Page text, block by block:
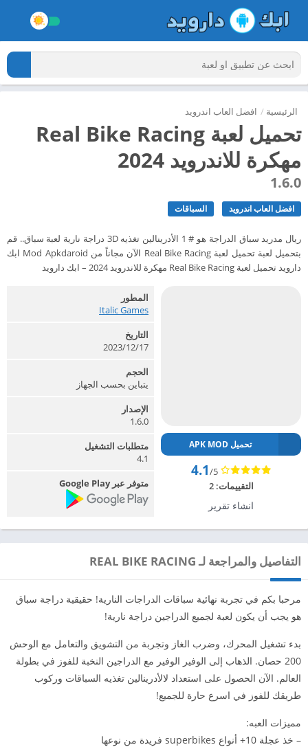
الرئيسية / افضل العاب اندرويد
تحميل لعبة Real Bike Racing
مهكرة للاندرويد 2024
1.6.0
افضل العاب اندرويد السباقات
ريال مدريد سباق الدراجة هو # 1 الأدرينالين تغذيه 3D دراجة نارية لعبة سباق.. قم
بتحميل لعبة تحميل لعبة Real Bike Racing الآن مجاناً من Mod Apkdaroid ابك
دارويد تحميل لعبة Real Bike Racing مهكرة للاندرويد 2024 – ابك دارويد
تحميل APK MOD
4.1/5
التقييمات:2
انشاء تقرير
المطور
Italic Games‏
التاريخ
2023/12/17
الحجم
يتباين بحسب الجهاز
الإصدار
1.6.0
متطلبات التشغيل
4.1
متوفر عبر Google Play
التفاصيل والمراجعة لـ REAL BIKE RACING
مرحبا بكم في تجربة نهائية سباقات الدراجات النارية! حقيقية دراجة سباق
هو يجب أن يكون لعبة لجميع الدراجين دراجة نارية!
بدء تشغيل المحرك، وضرب الغاز وتجربة من التشويق والتعامل مع الوحش
200 حصان. الذهاب إلى الوفير الوفير مع الدراجين النخبة للفوز في بطولة
العالم. الآن الحصول على استعداد لالأدرينالين تغذيه السباقات وركوب
طريقك للفوز في اسرع حارة للجميع!
مميزات العبه:
– خذ عجلة 10+ أنواع superbikes فريدة من نوعها